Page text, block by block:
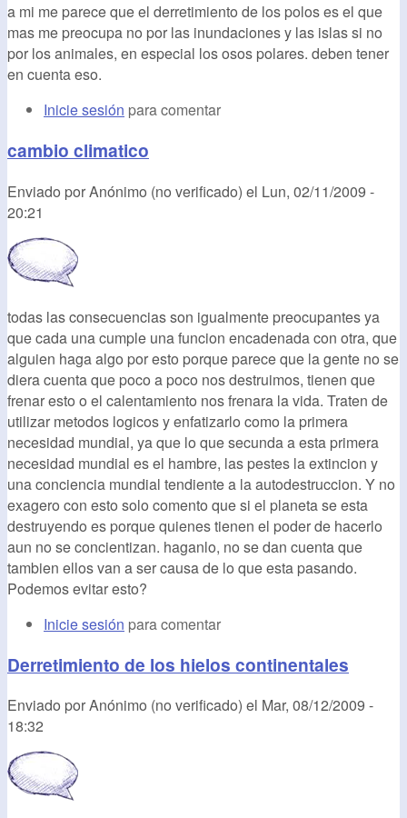
a mi me parece que el derretimiento de los polos es el que
mas me preocupa no por las inundaciones y las islas si no
por los animales, en especial los osos polares. deben tener
en cuenta eso.
Inicie sesión para comentar
cambio climatico
Enviado porAnónimo (no verificado) el Lun, 02/11/2009 -
20:21
todas las consecuencias son igualmente preocupantes ya
que cada una cumple una funcion encadenada con otra, que
alguien haga algo por esto porque parece que la gente no se
diera cuenta que poco a poco nos destruimos, tienen que
frenar esto o el calentamiento nos frenara la vida. Traten de
utilizar metodos logicos y enfatizarlo como la primera
necesidad mundial, ya que lo que secunda a esta primera
necesidad mundial es el hambre, las pestes la extincion y
una conciencia mundial tendiente a la autodestruccion. Y no
exagero con esto solo comento que si el planeta se esta
destruyendo es porque quienes tienen el poder de hacerlo
aun no se concientizan. haganlo, no se dan cuenta que
tambien ellos van a ser causa de lo que esta pasando.
Podemos evitar esto?
Inicie sesión para comentar
Derretimiento de los hielos continentales
Enviado porAnónimo (no verificado) el Mar, 08/12/2009 -
18:32